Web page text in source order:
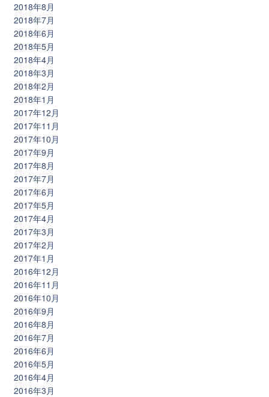
2018年8月
2018年7月
2018年6月
2018年5月
2018年4月
2018年3月
2018年2月
2018年1月
2017年12月
2017年11月
2017年10月
2017年9月
2017年8月
2017年7月
2017年6月
2017年5月
2017年4月
2017年3月
2017年2月
2017年1月
2016年12月
2016年11月
2016年10月
2016年9月
2016年8月
2016年7月
2016年6月
2016年5月
2016年4月
2016年3月